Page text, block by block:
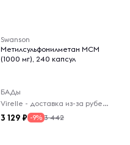
Swanson
Метилсульфонилметан МСМ
(1000 мг), 240 капсул
БАДы
Virelle - доставка из-за рубежа
3 129 -9% 3 442